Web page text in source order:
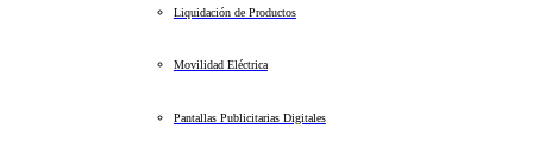
Liquidación de Productos
Movilidad Eléctrica
Pantallas Publicitarias Digitales